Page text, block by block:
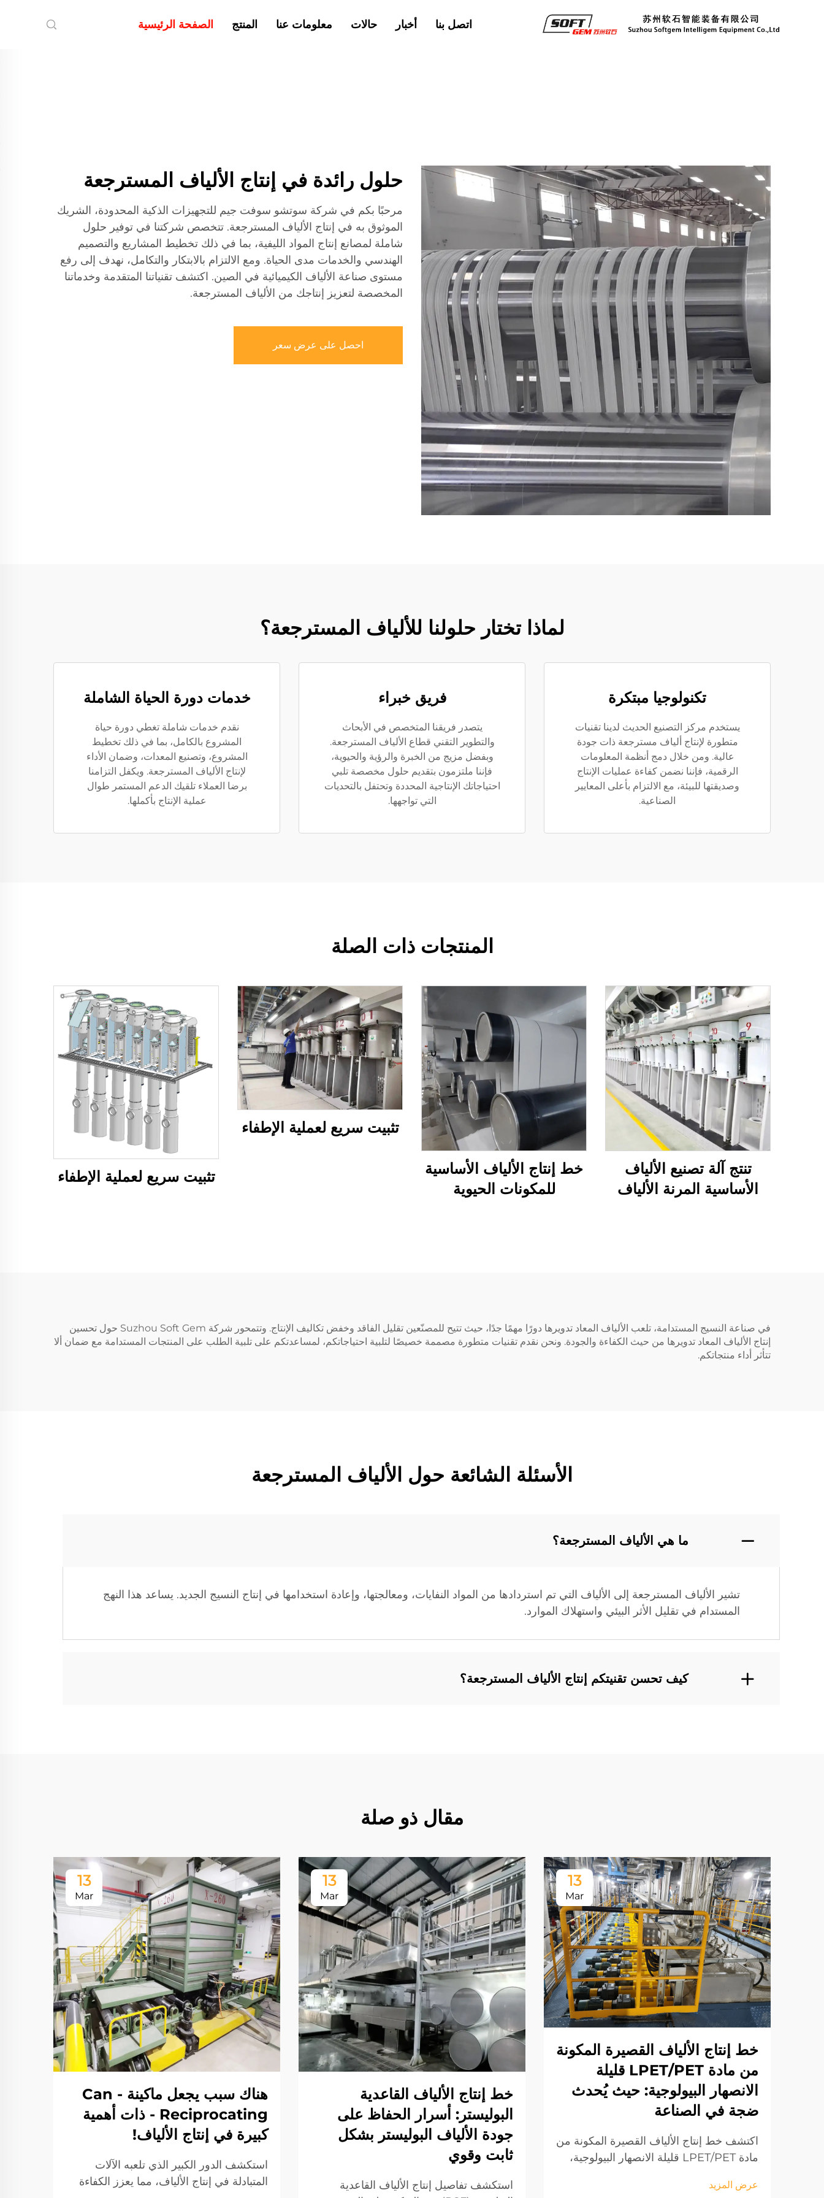
الصفحة الرئيسية المنتج معلومات عنا حالات أخبار اتصل بنا
حلول رائدة في إنتاج الألياف المسترجعة
مرحبًا بكم في شركة سوتشو سوفت جيم للتجهيزات الذكية المحدودة، الشريك
الموثوق به في إنتاج الألياف المسترجعة. تتخصص شركتنا في توفير حلول
شاملة لمصانع إنتاج المواد الليفية، بما في ذلك تخطيط المشاريع والتصميم
الهندسي والخدمات مدى الحياة. ومع الالتزام بالابتكار والتكامل، نهدف إلى رفع
مستوى صناعة الألياف الكيميائية في الصين. اكتشف تقنياتنا المتقدمة وخدماتنا
المخصصة لتعزيز إنتاجك من الألياف المسترجعة.
احصل على عرض سعر
لماذا تختار حلولنا للألياف المسترجعة؟
تكنولوجيا مبتكرة
يستخدم مركز التصنيع الحديث لدينا تقنيات
متطورة لإنتاج ألياف مسترجعة ذات جودة
عالية. ومن خلال دمج أنظمة المعلومات
الرقمية، فإننا نضمن كفاءة عمليات الإنتاج
وصديقتها للبيئة، مع الالتزام بأعلى المعايير
الصناعية.
فريق خبراء
يتصدر فريقنا المتخصص في الأبحاث
والتطوير التقني قطاع الألياف المسترجعة.
وبفضل مزيج من الخبرة والرؤية والحيوية،
فإننا ملتزمون بتقديم حلول مخصصة تلبي
احتياجاتك الإنتاجية المحددة وتحتفل بالتحديات
التي تواجهها.
خدمات دورة الحياة الشاملة
نقدم خدمات شاملة تغطي دورة حياة
المشروع بالكامل، بما في ذلك تخطيط
المشروع، وتصنيع المعدات، وضمان الأداء
لإنتاج الألياف المسترجعة. ويكفل التزامنا
برضا العملاء تلقيك الدعم المستمر طوال
عملية الإنتاج بأكملها.
المنتجات ذات الصلة
تنتج آلة تصنيع الألياف
الأساسية المرنة الألياف
خط إنتاج الألياف الأساسية
للمكونات الحيوية
تثبيت سريع لعملية الإطفاء
تثبيت سريع لعملية الإطفاء
في صناعة النسيج المستدامة، تلعب الألياف المعاد تدويرها دورًا مهمًا جدًا، حيث تتيح للمصنّعين تقليل الفاقد وخفض تكاليف الإنتاج. وتتمحور شركة Suzhou Soft Gem حول تحسين
إنتاج الألياف المعاد تدويرها من حيث الكفاءة والجودة. ونحن نقدم تقنيات متطورة مصممة خصيصًا لتلبية احتياجاتكم، لمساعدتكم على تلبية الطلب على المنتجات المستدامة مع ضمان ألا
تتأثر أداء منتجاتكم.
الأسئلة الشائعة حول الألياف المسترجعة
ما هي الألياف المسترجعة؟
تشير الألياف المسترجعة إلى الألياف التي تم استردادها من المواد النفايات، ومعالجتها، وإعادة استخدامها في إنتاج النسيج الجديد. يساعد هذا النهج
المستدام في تقليل الأثر البيئي واستهلاك الموارد.
كيف تحسن تقنيتكم إنتاج الألياف المسترجعة؟
مقال ذو صلة
13
Mar
خط إنتاج الألياف القصيرة المكونة
من مادة LPET/PET قليلة
الانصهار البيولوجية: حيث يُحدث
ضجة في الصناعة
اكتشف خط إنتاج الألياف القصيرة المكونة من
مادة LPET/PET قليلة الانصهار البيولوجية،
المستدامة. استكشف مكوناته ومزاياه
عرض المزيد
13
Mar
خط إنتاج الألياف القاعدية
البوليستر: أسرار الحفاظ على
جودة الألياف البوليستر بشكل
ثابت وقوي
استكشف تفاصيل إنتاج الألياف القاعدية
13
Mar
هناك سبب يجعل ماكينة Can -
Reciprocating - ذات أهمية
كبيرة في إنتاج الألياف!
استكشف الدور الكبير الذي تلعبه الآلات
المتبادلة في إنتاج الألياف، مما يعزز الكفاءة